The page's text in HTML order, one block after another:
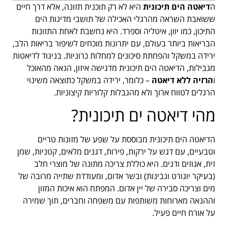
הדיאטה הים תיכונית היא לא רק תוכנית תזונה, אלא דרך חיים
ששואבת השראה מהרגלי האכילה של תושבי מדינות הים
התיכון, כמו יוון, איטליה וספרד. היא נחשבת לאחת התזונות
הבריאות ביותר בעולם, עם יתרונות מוכחים לשיפור בריאות הלב,
ירידה במשקל והפחתת סיכונים למחלות כרוניות. בניגוד לדיאטות
מגבילות, הדיאטה הים תיכונית מדגישה איזון, הנאה מהאוכל
והרזיה ללא דיאטה – כלומר, ירידה במשקל כתוצאה משינוי
הרגלים לטווח ארוך ולא מהגבלות קלוריות קיצוניות.
מהי דיאטה ים תיכונית?
הדיאטה הים תיכונית מבוססת על שפע של מזונות טריים
וטבעיים, עם דגש על ירקות, פירות, דגנים מלאים, קטניות, שמן
זית, אגוזים ודגים. היא כוללת צריכה מתונה של מוצרי חלב
(בעיקר יוגורט וגבינות) ובשר אדום, ומעודדת שתייה מרובה של
מים וצריכה סבירה של יין אדום. המפתח הוא איכות המזון
וההנאה מארוחות משותפות עם משפחה וחברים, תוך שמירה
על אורח חיים פעיל.